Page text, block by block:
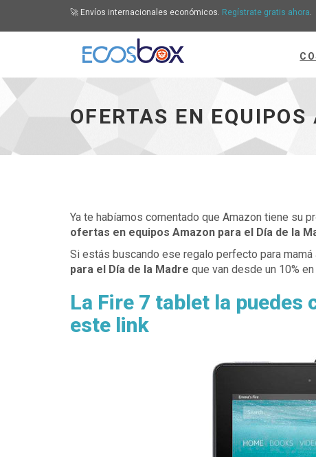
🚀 Envíos internacionales económicos. Regístrate gratis ahora.
OFERTAS EN
Ya te habíamos comentado que Amazon tiene su
ofertas en equipos Amazon para el Día de la
Si estás buscando ese regalo perfecto para
para el Día de la Madre que van desde un 10%
La Fire 7 tablet la puedes
este link